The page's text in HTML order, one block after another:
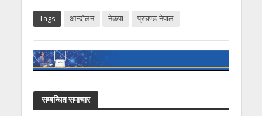
Tags आन्दोलन नेकपा प्रचण्ड-नेपाल
सम्बन्धित समाचार